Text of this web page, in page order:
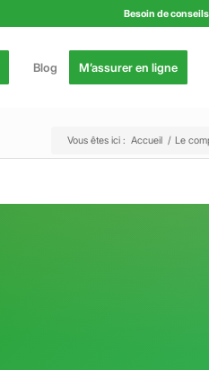
Besoin de
Blog M’assurer en ligne
Vous êtes ici : Accueil / Le